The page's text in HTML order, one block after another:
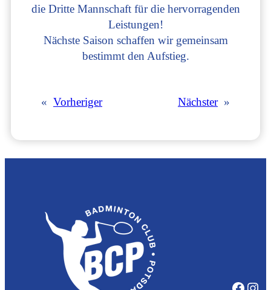
die Drit­te Mann­schaft für die her­vor­ra­gen­den
Leis­tun­gen!
Nächs­te Sai­son schaf­fen wir gemein­sam
bestimmt den Aufstieg.
« Vorheriger Nächster »